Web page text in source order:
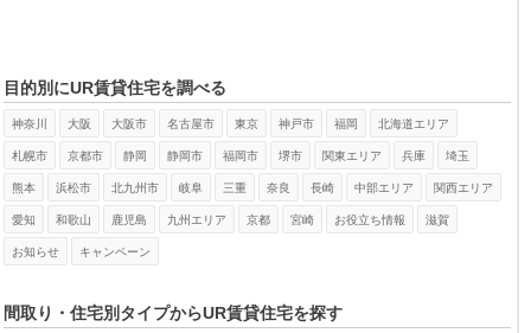
目的別にUR賃貸住宅を調べる
神奈川 大阪 大阪市 名古屋市 東京 神戸市 福岡 北海道エリア
札幌市 京都市 静岡 静岡市 福岡市 堺市 関東エリア 兵庫 埼玉
熊本 浜松市 北九州市 岐阜 三重 奈良 長崎 中部エリア 関西エリア
愛知 和歌山 鹿児島 九州エリア 京都 宮崎 お役立ち情報 滋賀
お知らせ キャンペーン
間取り・住宅別タイプからUR賃貸住宅を探す